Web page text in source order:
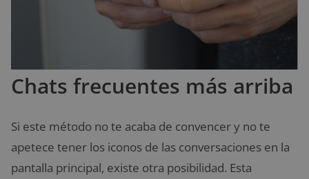
Chats frecuentes más arriba
Si este método no te acaba de convencer y no te
apetece tener los iconos de las conversaciones en la
pantalla principal, existe otra posibilidad. Esta